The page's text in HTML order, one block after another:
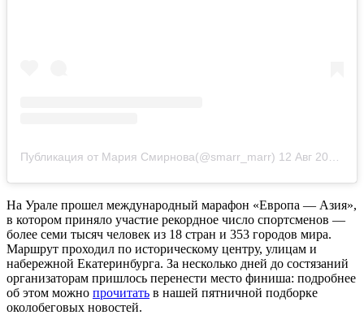
Публикация от Мария Смирнова(@smarr_marr) 12 Авг 2019 в 12:17 PDT
На Урале прошел международный марафон «Европа — Азия»,
в котором приняло участие рекордное число спортсменов —
более семи тысяч человек из 18 стран и 353 городов мира.
Маршрут проходил по историческому центру, улицам и
набережной Екатеринбурга. За несколько дней до состязаний
организаторам пришлось перенести место финиша: подробнее
об этом можно прочитать в нашей пятничной подборке
околобеговых новостей.